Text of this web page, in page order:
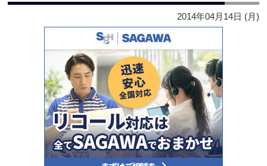
2014年04月14日 (月)